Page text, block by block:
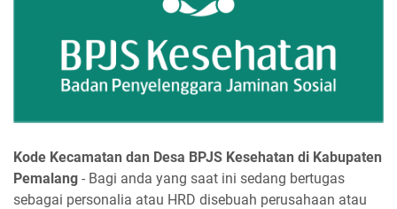
Kode Kecamatan dan Desa BPJS Kesehatan di Kabupaten
Pemalang - Bagi anda yang saat ini sedang bertugas
sebagai personalia atau HRD disebuah perusahaan atau